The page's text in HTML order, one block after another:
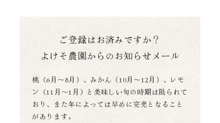
ご登録はお済みですか？
よけそ農園からのお知らせメール
桃（6月～8月）、みかん（10月～12月）、レモ
ン（11月～1月）と美味しい旬の時期は限られて
おり、 また年によっては早めに完売となること
があります。